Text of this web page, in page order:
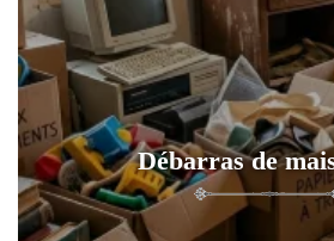
Débarras de